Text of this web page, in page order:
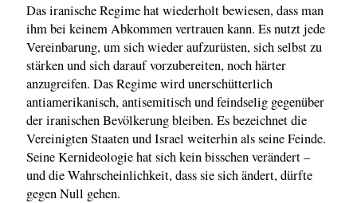
Das iranische Regime hat wiederholt bewiesen, dass man
ihm bei keinem Abkommen vertrauen kann. Es nutzt jede
Vereinbarung, um sich wieder aufzurüsten, sich selbst zu
stärken und sich darauf vorzubereiten, noch härter
anzugreifen. Das Regime wird unerschütterlich
antiamerikanisch, antisemitisch und feindselig gegenüber
der iranischen Bevölkerung bleiben. Es bezeichnet die
Vereinigten Staaten und Israel weiterhin als seine Feinde.
Seine Kernideologie hat sich kein bisschen verändert –
und die Wahrscheinlichkeit, dass sie sich ändert, dürfte
gegen Null gehen.